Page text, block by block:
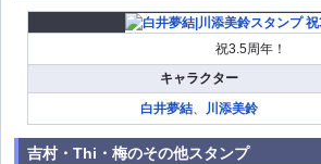
祝3.5周年！
キャラクター
白井夢結、 川添美鈴
吉村・Thi・梅のその他スタンプ